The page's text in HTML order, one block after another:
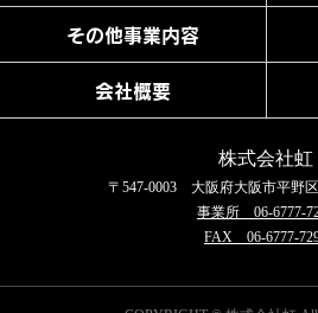
その他事業内容
会社概要
株式会社虹
〒547-0003 大阪府大阪市平野
事業所 06-6777-
FAX 06-6777-